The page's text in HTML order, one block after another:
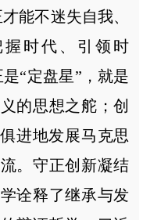
能不迷失自我、
时代、引领时
“定盘星”，就是
的思想之舵；创
进地发展马克思
。守正创新凝结
诠释了继承与发